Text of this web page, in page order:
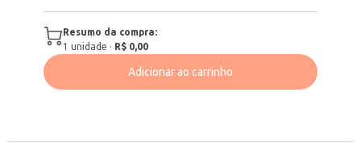
Resumo da compra:
1 unidade · R$ 0,00
Adicionar ao carrinho